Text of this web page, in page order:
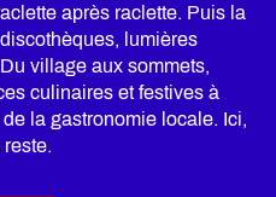
après raclette. Puis la
lumières
village aux sommets,
culinaires et festives à
la gastronomie locale. Ici,